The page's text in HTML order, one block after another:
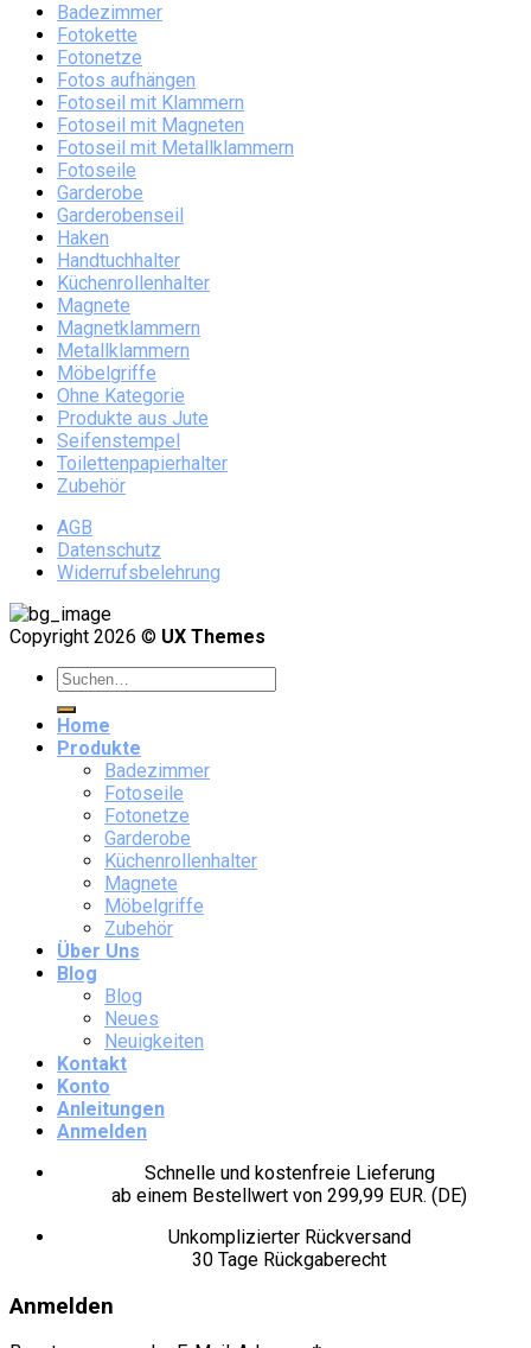
Badezimmer
Fotokette
Fotonetze
Fotos aufhängen
Fotoseil mit Klammern
Fotoseil mit Magneten
Fotoseil mit Metallklammern
Fotoseile
Garderobe
Garderobenseil
Haken
Handtuchhalter
Küchenrollenhalter
Magnete
Magnetklammern
Metallklammern
Möbelgriffe
Ohne Kategorie
Produkte aus Jute
Seifenstempel
Toilettenpapierhalter
Zubehör
AGB
Datenschutz
Widerrufsbelehrung
Copyright 2026 © UX Themes
Home
Produkte
Badezimmer
Fotoseile
Fotonetze
Garderobe
Küchenrollenhalter
Magnete
Möbelgriffe
Zubehör
Über Uns
Blog
Blog
Neues
Neuigkeiten
Kontakt
Konto
Anleitungen
Anmelden
Schnelle und kostenfreie Lieferung
ab einem Bestellwert von 299,99 EUR. (DE)
Unkomplizierter Rückversand
30 Tage Rückgaberecht
Anmelden